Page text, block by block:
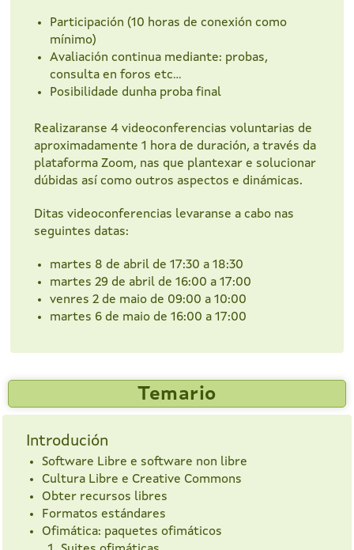
Participación (10 horas de conexión como
mínimo)
Avaliación continua mediante: probas,
consulta en foros etc...
Posibilidade dunha proba final
Realizaranse 4 videoconferencias voluntarias de
aproximadamente 1 hora de duración, a través da
plataforma Zoom, nas que plantexar e solucionar
dúbidas así como outros aspectos e dinámicas.
Ditas videoconferencias levaranse a cabo nas
seguintes datas:
martes 8 de abril de 17:30 a 18:30
martes 29 de abril de 16:00 a 17:00
venres 2 de maio de 09:00 a 10:00
martes 6 de maio de 16:00 a 17:00
Temario
Introdución
Software Libre e software non libre
Cultura Libre e Creative Commons
Obter recursos libres
Formatos estándares
Ofimática: paquetes ofimáticos